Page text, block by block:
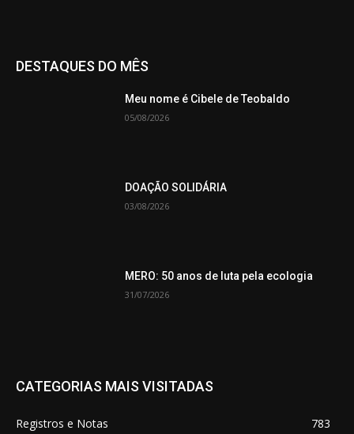
DESTAQUES DO MÊS
Meu nome é Cibele de Teobaldo
05/08/2026
DOAÇÃO SOLIDÁRIA
03/08/2026
MERO: 50 anos de luta pela ecologia
31/07/2026
CATEGORIAS MAIS VISITADAS
Registros e Notas
783